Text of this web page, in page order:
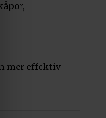
mer effektiv